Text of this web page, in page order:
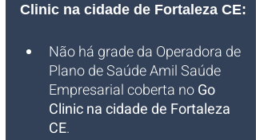
Clinic na cidade de Fortaleza CE:
Não há grade da Operadora de
Plano de Saúde Amil Saúde
Empresarial coberta no Go
Clinic na cidade de Fortaleza
CE.